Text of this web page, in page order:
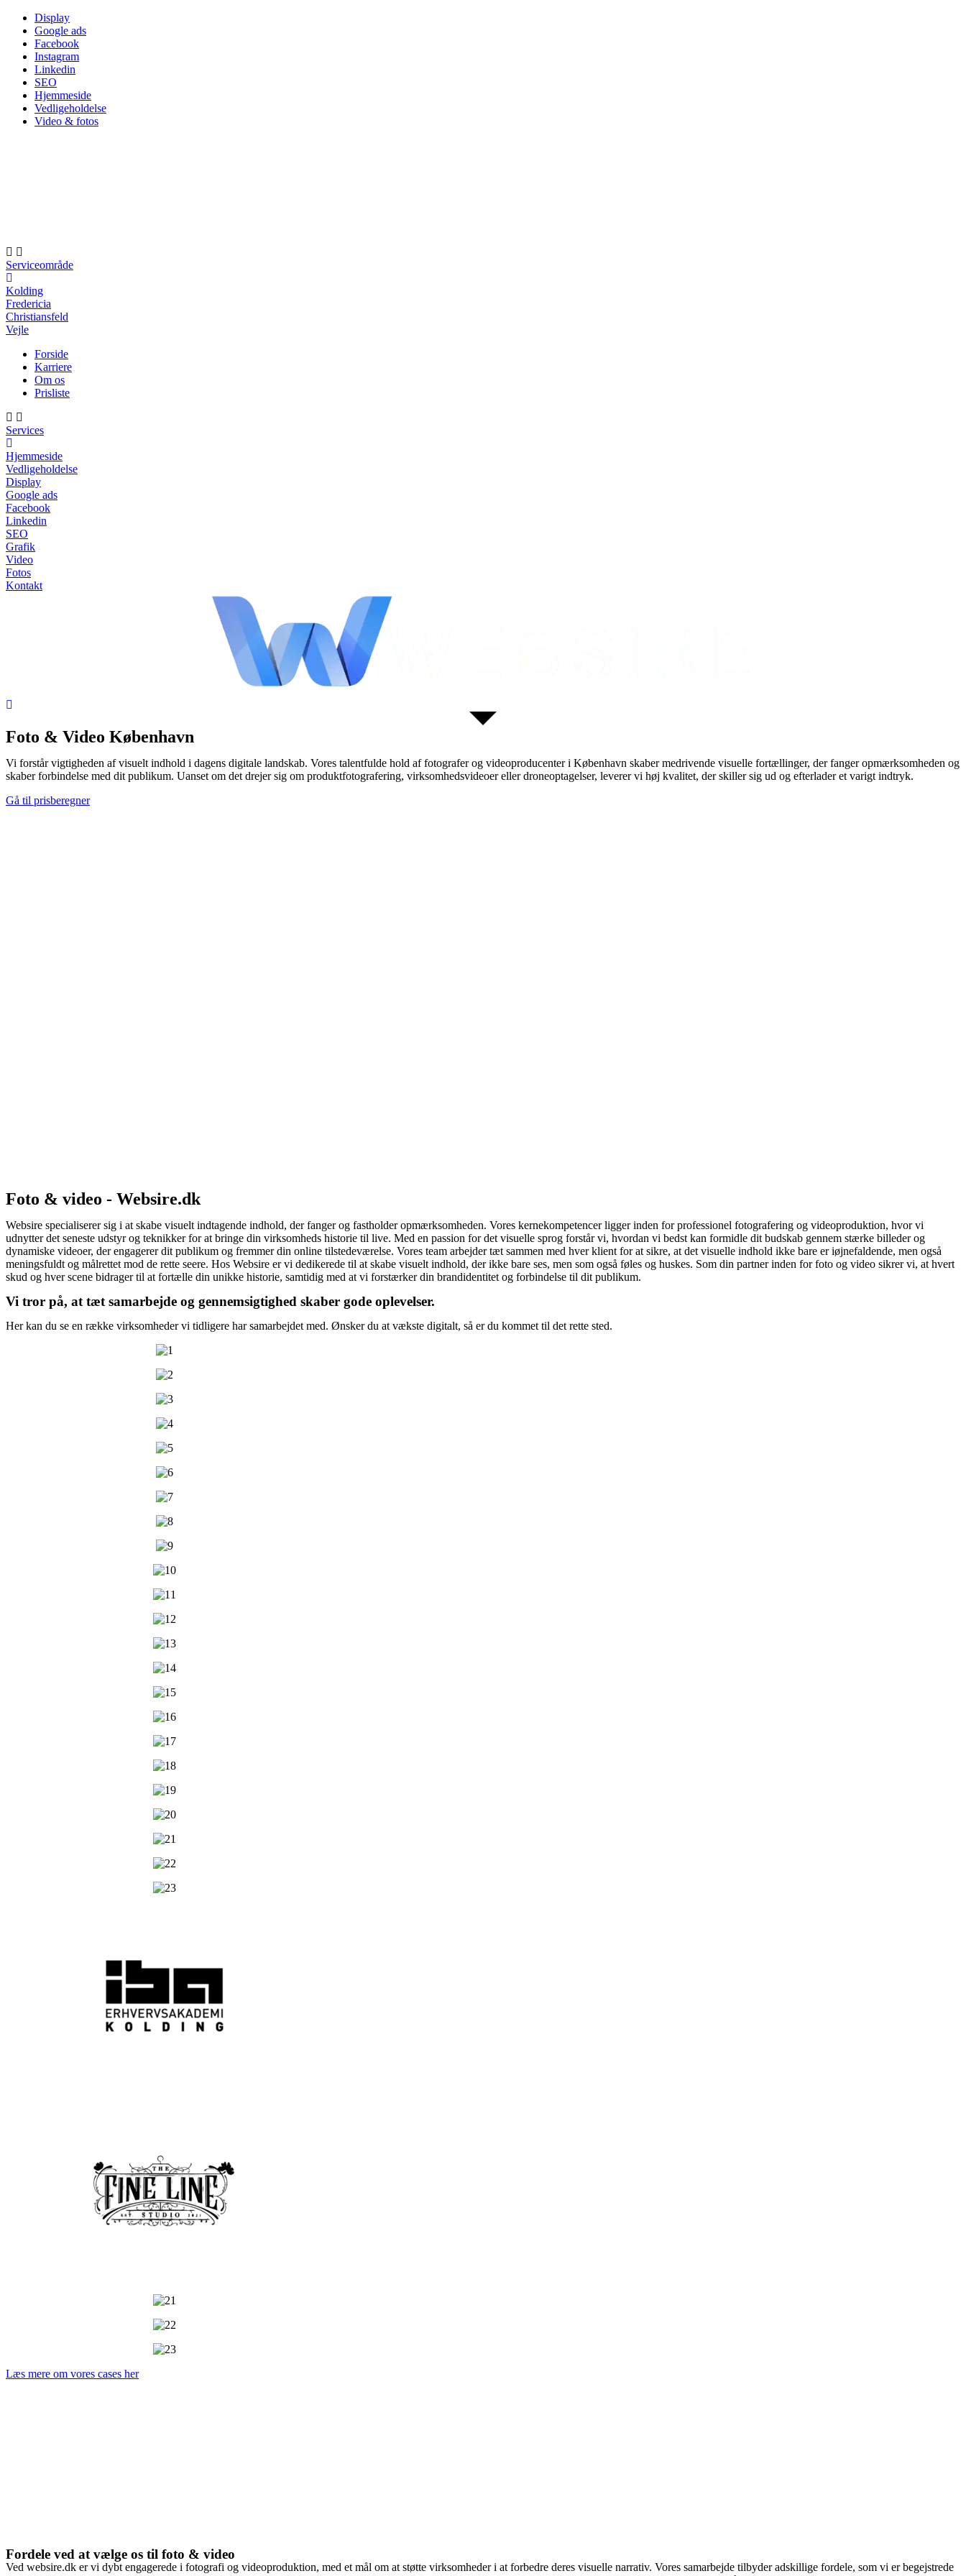
Skip
content
Display
Google ads
Facebook
Instagram
Linkedin
SEO
Hjemmeside
Vedligeholdelse
Video & fotos
Serviceområde
Kolding
Fredericia
Christiansfeld
Vejle
Forside
Karriere
Om os
Prisliste
Services
Hjemmeside
Vedligeholdelse
Display
Google ads
Facebook
Linkedin
SEO
Grafik
Video
Fotos
Kontakt
Foto & Video København
Vi forstår vigtigheden af visuelt indhold i dagens digitale landskab. Vores talentfulde hold af fotografer og videoproducenter i København skaber medrivende visuelle fortællinger, der fanger opmærksomheden og
skaber forbindelse med dit publikum. Uanset om det drejer sig om produktfotografering, virksomhedsvideoer eller droneoptagelser, leverer vi høj kvalitet, der skiller sig ud og efterlader et varigt indtryk.
Gå til prisberegner
Foto & video - Websire.dk
Websire specialiserer sig i at skabe visuelt indtagende indhold, der fanger og fastholder opmærksomheden. Vores kernekompetencer ligger inden for professionel fotografering og videoproduktion, hvor vi
udnytter det seneste udstyr og teknikker for at bringe din virksomheds historie til live. Med en passion for det visuelle sprog forstår vi, hvordan vi bedst kan formidle dit budskab gennem stærke billeder og
dynamiske videoer, der engagerer dit publikum og fremmer din online tilstedeværelse. Vores team arbejder tæt sammen med hver klient for at sikre, at det visuelle indhold ikke bare er iøjnefaldende, men også
meningsfuldt og målrettet mod de rette seere. Hos Websire er vi dedikerede til at skabe visuelt indhold, der ikke bare ses, men som også føles og huskes. Som din partner inden for foto og video sikrer vi, at hvert
skud og hver scene bidrager til at fortælle din unikke historie, samtidig med at vi forstærker din brandidentitet og forbindelse til dit publikum.
Vi tror på, at tæt samarbejde og gennemsigtighed skaber gode oplevelser.
Her kan du se en række virksomheder vi tidligere har samarbejdet med. Ønsker du at vækste digitalt, så er du kommet til det rette sted.
Læs mere om vores cases her
Fordele ved at vælge os til foto & video
Ved websire.dk er vi dybt engagerede i fotografi og videoproduktion, med et mål om at støtte virksomheder i at forbedre deres visuelle narrativ. Vores samarbejde tilbyder adskillige fordele, som vi er begejstrede